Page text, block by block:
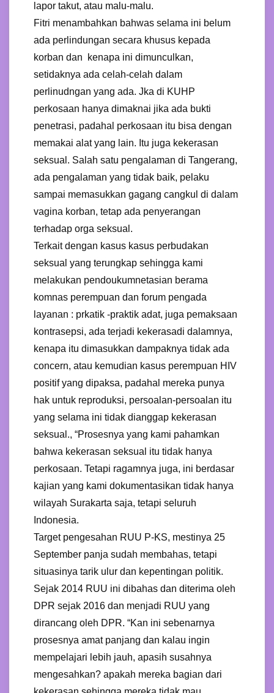
lapor takut, atau malu-malu.
Fitri menambahkan bahwas selama ini belum
ada perlindungan secara khusus kepada
korban dan kenapa ini dimunculkan,
setidaknya ada celah-celah dalam
perlinudngan yang ada. Jka di KUHP
perkosaan hanya dimaknai jika ada bukti
penetrasi, padahal perkosaan itu bisa dengan
memakai alat yang lain. Itu juga kekerasan
seksual. Salah satu pengalaman di Tangerang,
ada pengalaman yang tidak baik, pelaku
sampai memasukkan gagang cangkul di dalam
vagina korban, tetap ada penyerangan
terhadap orga seksual.
Terkait dengan kasus kasus perbudakan
seksual yang terungkap sehingga kami
melakukan pendoukumnetasian berama
komnas perempuan dan forum pengada
layanan : prkatik -praktik adat, juga pemaksaan
kontrasepsi, ada terjadi kekerasadi dalamnya,
kenapa itu dimasukkan dampaknya tidak ada
concern, atau kemudian kasus perempuan HIV
positif yang dipaksa, padahal mereka punya
hak untuk reproduksi, persoalan-persoalan itu
yang selama ini tidak dianggap kekerasan
seksual., “Prosesnya yang kami pahamkan
bahwa kekerasan seksual itu tidak hanya
perkosaan. Tetapi ragamnya juga, ini berdasar
kajian yang kami dokumentasikan tidak hanya
wilayah Surakarta saja, tetapi seluruh
Indonesia.
Target pengesahan RUU P-KS, mestinya 25
September panja sudah membahas, tetapi
situasinya tarik ulur dan kepentingan politik.
Sejak 2014 RUU ini dibahas dan diterima oleh
DPR sejak 2016 dan menjadi RUU yang
dirancang oleh DPR. “Kan ini sebenarnya
prosesnya amat panjang dan kalau ingin
mempelajari lebih jauh, apasih susahnya
mengesahkan? apakah mereka bagian dari